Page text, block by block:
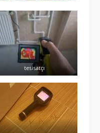
tesisatçı